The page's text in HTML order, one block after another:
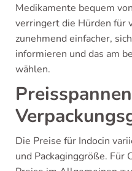
Medikamente bequem
verringert die Hürden für
zunehmend einfacher,
informieren und das am
wählen.
Die Preise für Indocin
und Packaginggröße. Für